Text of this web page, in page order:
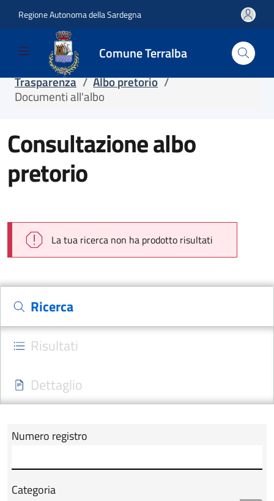
Salta e vai al contenuto
Salta e vai al footer
Regione Autonoma della Sardegna
Comune Terralba
/ Servizi
Trasparenza / Albo pretorio /
Documenti all'albo
Consultazione albo
pretorio
La tua ricerca non ha prodotto risultati
Ricerca
Risultati
Dettaglio
Modulo tab_ricerca_form
Numero registro
Categoria